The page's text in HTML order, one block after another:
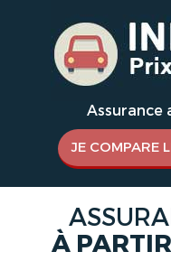
Assurance
JE COMPARE
À